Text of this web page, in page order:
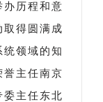
办历程和意
取得圆满成
领域的知
誉主任南京
委主任东北